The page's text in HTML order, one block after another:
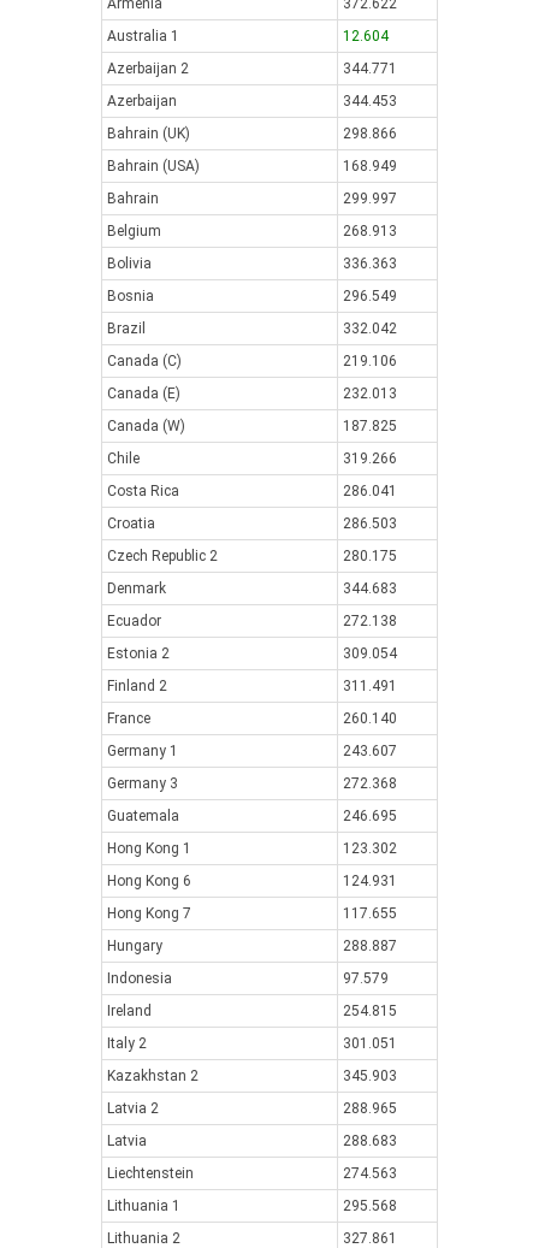
Armenia
372.622
Australia 1
12.604
Azerbaijan 2
344.771
Azerbaijan
344.453
Bahrain (UK)
298.866
Bahrain (USA)
168.949
Bahrain
299.997
Belgium
268.913
Bolivia
336.363
Bosnia
296.549
Brazil
332.042
Canada (C)
219.106
Canada (E)
232.013
Canada (W)
187.825
Chile
319.266
Costa Rica
286.041
Croatia
286.503
Czech Republic 2
280.175
Denmark
344.683
Ecuador
272.138
Estonia 2
309.054
Finland 2
311.491
France
260.140
Germany 1
243.607
Germany 3
272.368
Guatemala
246.695
Hong Kong 1
123.302
Hong Kong 6
124.931
Hong Kong 7
117.655
Hungary
288.887
Indonesia
97.579
Ireland
254.815
Italy 2
301.051
Kazakhstan 2
345.903
Latvia 2
288.965
Latvia
288.683
Liechtenstein
274.563
Lithuania 1
295.568
Lithuania 2
327.861